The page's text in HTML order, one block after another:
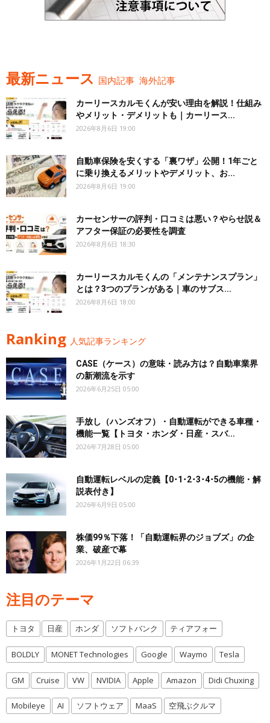
最新ニュース 国内記事 海外記事
カーリースカルモくんが安い理由を解説！仕組み
やメリット・デメリットも｜カーリース...
2026年8月6日 19:00
自動車保険を安くする「裏ワザ」公開！1年ごと
に乗り換えるメリットやデメリット、お...
2026年8月6日 19:00
カーセンサーの評判・口コミは悪い？やらせ説＆
アフター保証の必要性を調査
2026年8月6日 18:30
カーリースカルモくんの「メンテナンスプラン」
とは？3つのプランがある｜車のサブス...
2026年8月6日 18:00
Ranking 人気記事ランキング
CASE（ケース）の意味・読み方は？自動車業界
の新潮流を示す
2026年6月25日 05:00
手放し（ハンズオフ）・自動運転ができる車種・
機能一覧【トヨタ・ホンダ・日産・スバ...
2026年7月28日 05:00
自動運転レベルの定義【0･1･2･3･4･5の機能・解
説表付き】
2026年6月9日 05:00
株価99％下落！「自動運転界のジョブズ」の企
業、破産で幕
2026年1月22日 06:39
注目のテーマ
トヨタ 日産 ホンダ ソフトバンク ティアフォー
BOLDLY MONET Technologies Google Waymo Tesla
GM Cruise VW NVIDIA Apple Amazon Didi Chuxing
Mobileye AI ソフトウェア MaaS 空飛ぶクルマ